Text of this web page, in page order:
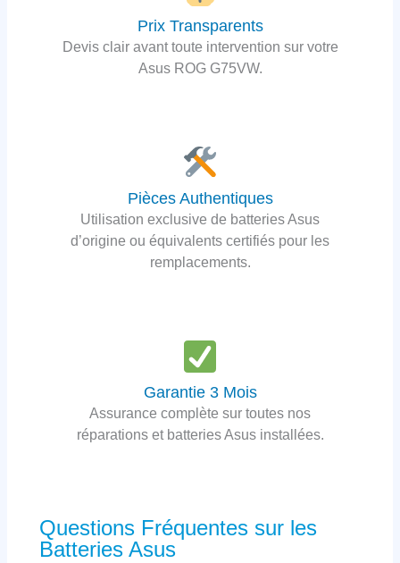
Prix Transparents
Devis clair avant toute intervention sur votre
Asus ROG G75VW.
Pièces Authentiques
Utilisation exclusive de batteries Asus
d’origine ou équivalents certifiés pour les
remplacements.
Garantie 3 Mois
Assurance complète sur toutes nos
réparations et batteries Asus installées.
Questions Fréquentes sur les
Batteries Asus